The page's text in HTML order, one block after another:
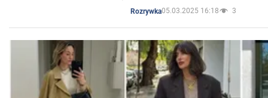
Rozrywka05.03.2025 16:18 3